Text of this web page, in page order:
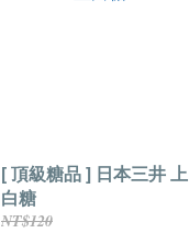
[ 頂級糖品 ] 日本三井 上
白糖
NT$120